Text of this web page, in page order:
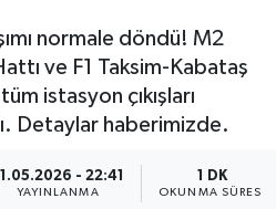
normale döndü! M2
ve F1 Taksim-Kabataş
istasyon çıkışları
Detaylar haberimizde.
- 22:41
YAYINLANMA
1 DK
OKUNMA SÜRESI